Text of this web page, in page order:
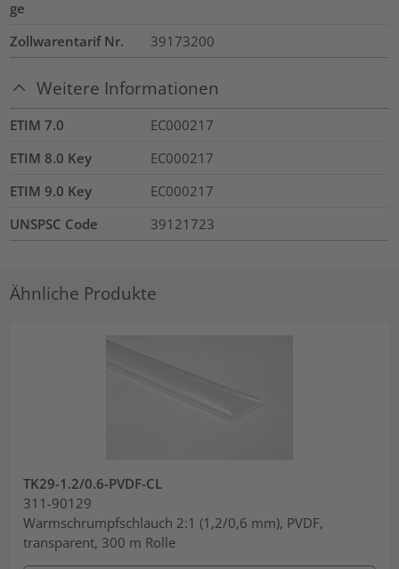
ge
Zollwarentarif Nr. 39173200
Weitere Informationen
ETIM 7.0
EC000217
ETIM 8.0 Key
EC000217
ETIM 9.0 Key
EC000217
UNSPSC Code
39121723
Ähnliche Produkte
TK29-1.2/0.6-PVDF-CL
311-90129
Warmschrumpfschlauch 2:1 (1,2/0,6 mm), PVDF,
transparent, 300 m Rolle